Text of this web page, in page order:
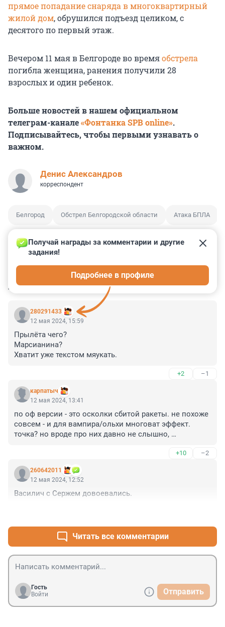
прямое попадание снаряда в многоквартирный
жилой дом, обрушился подъезд целиком, с
десятого по первый этаж.
Вечером 11 мая в Белгороде во времяобстрела
погибла женщина, ранения получили 28
взрослых и один ребенок.
Больше новостей в нашем официальном
телеграм-канале«Фонтанка SPB online».
Подписывайтесь, чтобы первыми узнавать о
важном.
Денис Александров
корреспондент
Белгород Обстрел Белгородской области Атака БПЛА
КОММЕНТАРИИ 7
280291433
Получай награды за комментарии и другие
задания!
Подробнее в профиле
12 мая 2024, 15:59
Прылёта чего?
Марсианина?
Хватит уже текстом мяукать.
+2 –1
карпатыч
12 мая 2024, 13:41
по оф версии - это осколки сбитой ракеты. не похоже
совсем - и для вампира/ольхи многоват эффект.
точка? но вроде про них давно не слышно,
+10 –2
260642011
12 мая 2024, 12:52
Василич с Сержем довоевались.
Читать все комментарии
Гость
Войти
Отправить